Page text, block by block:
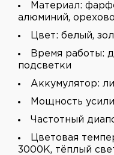
Материал:
алюминий,
Цвет: белый,
Время работы:
подсветки
Аккумулятор:
Мощность
Частотный
Цветовая
3000K, тёплый